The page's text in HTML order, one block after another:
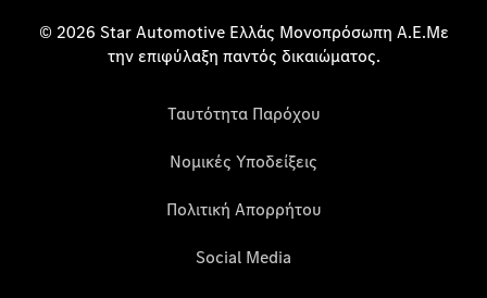
© 2026 Star Automotive Ελλάς Μονοπρόσωπη Α.Ε.Με
την επιφύλαξη παντός δικαιώματος.
Ταυτότητα Παρόχου
Νομικές Υποδείξεις
Πολιτική Απορρήτου
Social Media